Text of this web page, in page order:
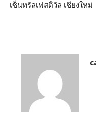
เซ็นทรัลเฟสติวัล เชียงใหม่